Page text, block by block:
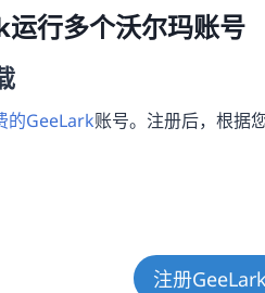
行多个沃尔玛账号
的GeeLark账号。注册后，根据
注册GeeLark